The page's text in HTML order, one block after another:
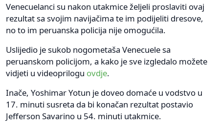
Venecuelanci su nakon utakmice željeli proslaviti ovaj
rezultat sa svojim navijačima te im podijeliti dresove,
no to im peruanska policija nije omogućila.
Uslijedio je sukob nogometaša Venecuele sa
peruanskom policijom, a kako je sve izgledalo možete
vidjeti u videoprilogu ovdje.
Inače, Yoshimar Yotun je doveo domaće u vodstvo u
17. minuti susreta da bi konačan rezultat postavio
Jefferson Savarino u 54. minuti utakmice.